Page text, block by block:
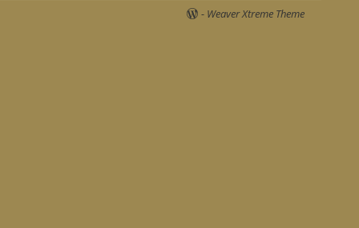
- Weaver Xtreme Theme